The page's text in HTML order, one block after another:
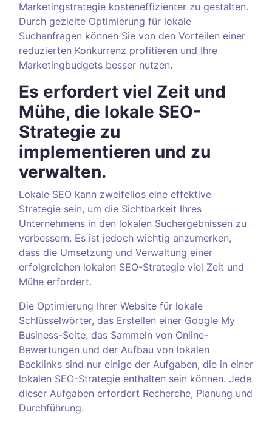
Marketingstrategie kosteneffizienter zu gestalten.
Durch gezielte Optimierung für lokale
Suchanfragen können Sie von den Vorteilen einer
reduzierten Konkurrenz profitieren und Ihre
Marketingbudgets besser nutzen.
Es erfordert viel Zeit und
Mühe, die lokale SEO-
Strategie zu
implementieren und zu
verwalten.
Lokale SEO kann zweifellos eine effektive
Strategie sein, um die Sichtbarkeit Ihres
Unternehmens in den lokalen Suchergebnissen zu
verbessern. Es ist jedoch wichtig anzumerken,
dass die Umsetzung und Verwaltung einer
erfolgreichen lokalen SEO-Strategie viel Zeit und
Mühe erfordert.
Die Optimierung Ihrer Website für lokale
Schlüsselwörter, das Erstellen einer Google My
Business-Seite, das Sammeln von Online-
Bewertungen und der Aufbau von lokalen
Backlinks sind nur einige der Aufgaben, die in einer
lokalen SEO-Strategie enthalten sein können. Jede
dieser Aufgaben erfordert Recherche, Planung und
Durchführung.